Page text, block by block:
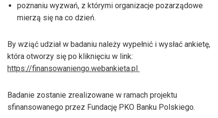
poznaniu wyzwań, z którymi organizacje pozarządowe
mierzą się na co dzień.
By wziąć udział w badaniu należy wypełnić i wysłać ankietę,
która otworzy się po kliknięciu w link:
https://finansowaniengo.webankieta.pl
Badanie zostanie zrealizowane w ramach projektu
sfinansowanego przez Fundację PKO Banku Polskiego.